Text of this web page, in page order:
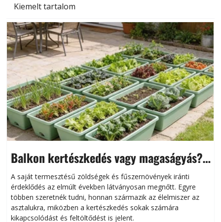
Kiemelt tartalom
Balkon kertészkedés vagy magaságyás?
Helytakarékos kertészkedés
A saját termesztésű zöldségek és fűszernövények iránti
érdeklődés az elmúlt években látványosan megnőtt. Egyre
többen szeretnék tudni, honnan származik az élelmiszer az
asztalukra, miközben a kertészkedés sokak számára
kikapcsolódást és feltöltődést is jelent.